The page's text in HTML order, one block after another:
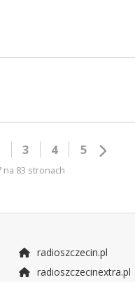
3 4 5
na 83 stronach
radioszczecin.pl
radioszczecinextra.pl